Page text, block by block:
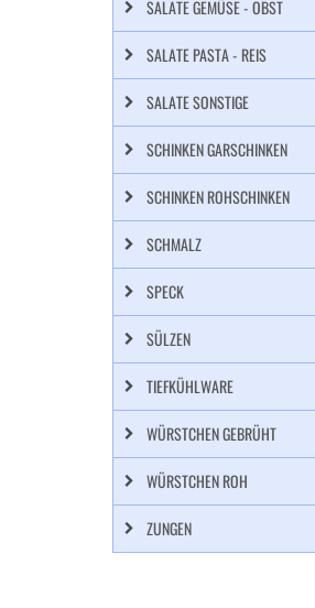
SALATE GEMÜSE - OBST
SALATE PASTA - REIS
SALATE SONSTIGE
SCHINKEN GARSCHINKEN
SCHINKEN ROHSCHINKEN
SCHMALZ
SPECK
SÜLZEN
TIEFKÜHLWARE
WÜRSTCHEN GEBRÜHT
WÜRSTCHEN ROH
ZUNGEN